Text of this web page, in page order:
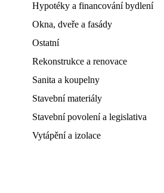
Hypotéky a financování bydlení
Okna, dveře a fasády
Ostatní
Rekonstrukce a renovace
Sanita a koupelny
Stavební materiály
Stavební povolení a legislativa
Vytápění a izolace